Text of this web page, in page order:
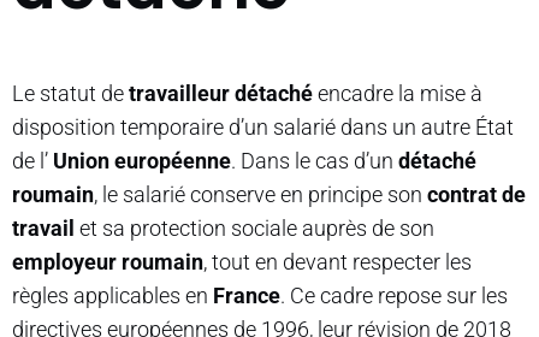
Le statut detravailleur détachéencadre la mise à
disposition temporaire d’un salarié dans un autre État
de l’ Union européenne. Dans le cas d’un détaché
roumain, le salarié conserve en principe son contrat de
travail et sa protection sociale auprès de son
employeur roumain, tout en devant respecter les
règles applicables en France. Ce cadre repose sur les
directives européennes de 1996, leur révision de 2018